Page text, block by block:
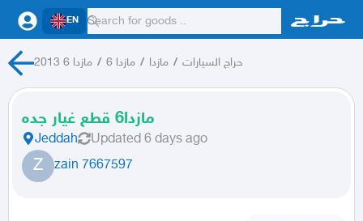
EN
مازدا 6 2013 / مازدا 6 / مازدا / حراج السيارات
مازدا6 قطع غيار جده
Jeddah Updated 6 days ago
Z zain 7667597